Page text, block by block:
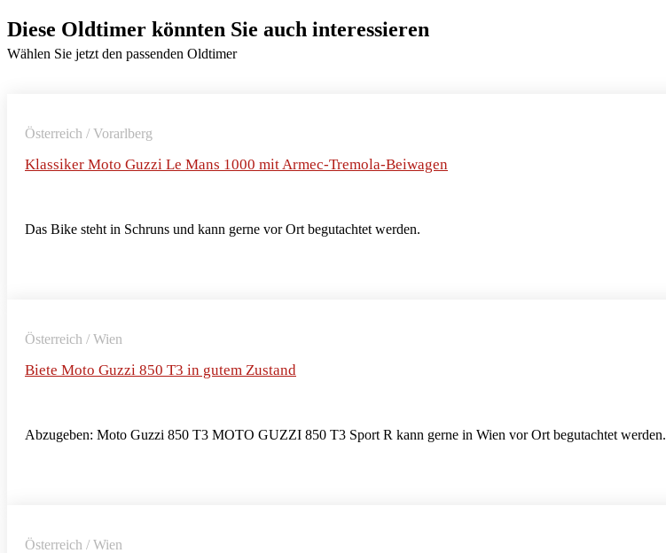
Diese Oldtimer könnten Sie auch interessieren
Wählen Sie jetzt den passenden Oldtimer
Österreich / Vorarlberg
Klassiker Moto Guzzi Le Mans 1000 mit Armec-Tremola-Beiwagen
Das Bike steht in Schruns und kann gerne vor Ort begutachtet werden.
Österreich / Wien
Biete Moto Guzzi 850 T3 in gutem Zustand
Abzugeben: Moto Guzzi 850 T3 MOTO GUZZI 850 T3 Sport R kann gerne in Wien vor Ort begutachtet werden.
Österreich / Wien